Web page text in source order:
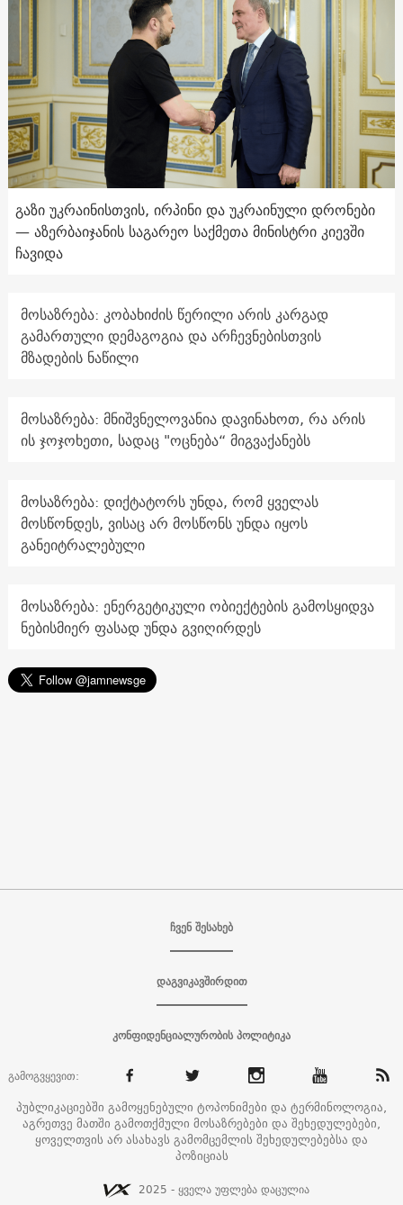
გაზი უკრაინისთვის, ირპინი და უკრაინული დრონები
— აზერბაიჯანის საგარეო საქმეთა მინისტრი კიევში
ჩავიდა
მოსაზრება: კობახიძის წერილი არის კარგად
გამართული დემაგოგია და არჩევნებისთვის
მზადების ნაწილი
მოსაზრება: მნიშვნელოვანია დავინახოთ, რა არის
ის ჯოჯოხეთი, სადაც "ოცნება“ მიგვაქანებს
მოსაზრება: დიქტატორს უნდა, რომ ყველას
მოსწონდეს, ვისაც არ მოსწონს უნდა იყოს
განეიტრალებული
მოსაზრება: ენერგეტიკული ობიექტების გამოსყიდვა
ნებისმიერ ფასად უნდა გვიღირდეს
ჩვენ შესახებ
დაგვიკავშირდით
კონფიდენციალურობის პოლიტიკა
გამოგვყევით:
პუბლიკაციებში გამოყენებული ტოპონიმები და ტერმინოლოგია,
აგრეთვე მათში გამოთქმული მოსაზრებები და შეხედულებები,
ყოველთვის არ ასახავს გამომცემლის შეხედულებებსა და
პოზიციას
2025 - ყველა უფლება დაცულია